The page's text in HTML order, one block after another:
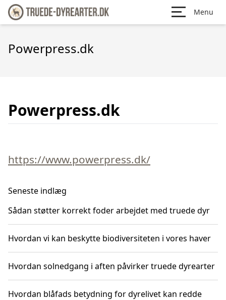
Menu
Powerpress.dk
Powerpress.dk
https://www.powerpress.dk/
Seneste indlæg
Sådan støtter korrekt foder arbejdet med truede dyr
Hvordan vi kan beskytte biodiversiteten i vores haver
Hvordan solnedgang i aften påvirker truede dyrearter
Hvordan blåfads betydning for dyrelivet kan redde